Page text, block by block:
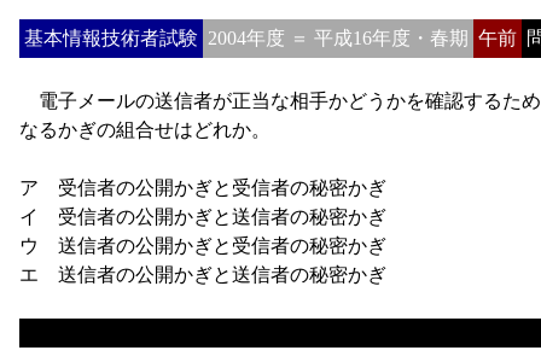
基本情報技術者試験 2004年度 ＝ 平成16年度・春期 午前
電子メールの送信者が正当な相手かどうかを確認するた
なるかぎの組合せはどれか。
ア 受信者の公開かぎと受信者の秘密かぎ
イ 受信者の公開かぎと送信者の秘密かぎ
ウ 送信者の公開かぎと受信者の秘密かぎ
エ 送信者の公開かぎと送信者の秘密かぎ